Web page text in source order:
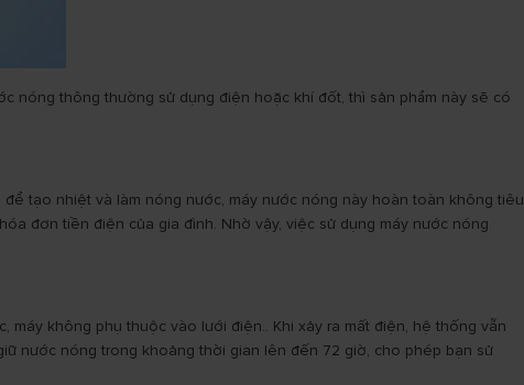
nóng thông thường sử dụng điện hoặc khí đốt, thì sản phẩm này sẽ có
để tạo nhiệt và làm nóng nước, máy nước nóng này hoàn toàn không tiêu
đơn tiền điện của gia đình. Nhờ vậy, việc sử dụng máy nước nóng
không phụ thuộc vào lưới điện.. Khi xảy ra mất điện, hệ thống vẫn
nước nóng trong khoảng thời gian lên đến 72 giờ, cho phép bạn sử